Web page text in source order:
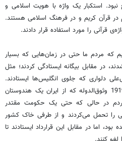
نبود. استکبار یک واژه با هویت اسلامی و
قرآن کریم و در فرهنگ اسلامی هستند.
قرآنی را مورد استفاده قرار دادند.
که مردم ما حتی در زمان‌هایی که بسیار
در مقابل بیگانه ایستادگی کردند؛ مثل
دلواری که جلوی انگلیس‌ها ایستادند.
همین‌طور مقاومت در برابر قرارداد 1919 وثوق‌الدوله که از ایران یک هندوستان
در حالی که حتی یک حکومت مقتدر
را تحمل می‌کردند و از طرفی خاک کشور
اما در مقابل این قرارداد ایستادند تا